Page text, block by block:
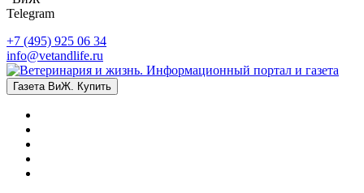
Telegram
+7 (495) 925 06 34
info@vetandlife.ru
Газета ВиЖ. Купить